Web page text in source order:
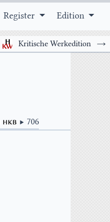
Register Edition
Kritische Werkedition →
HKB ▶ 706